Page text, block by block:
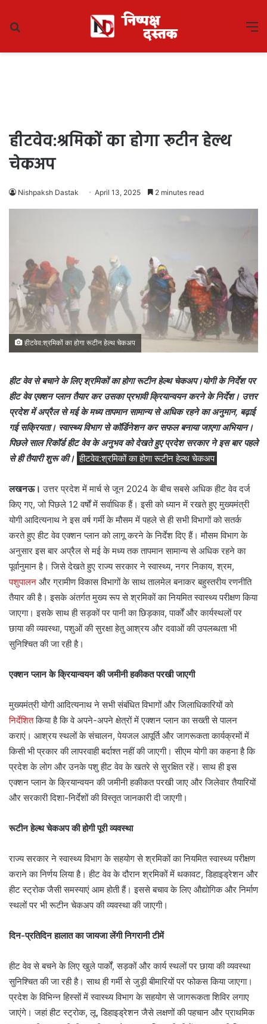
हीटवेव:श्रमिकों का होगा रूटीन हेल्थ
चेकअप
Nishpaksh Dastak April 13, 2025 2 minutes read
हीटवेव:श्रमिकों का होगा रूटीन हेल्थ चेकअप
हीट वेव से बचाने के लिए श्रमिकों का होगा रूटीन हेल्थ चेकअप।योगी के निर्देश पर
हीट वेव एक्शन प्लान तैयार कर उसका प्रभावी क्रियान्वयन करने के निर्देश। उत्तर
प्रदेश में अप्रैल से मई के मध्य तापमान सामान्य से अधिक रहने का अनुमान, बढ़ाई
गई सक्रियता। स्वास्थ्य विभाग से कॉर्डिनेशन कर सफल बनाया जाएगा अभियान।
पिछले साल रिकॉर्ड हीट वेव के अनुभव को देखते हुए प्रदेश सरकार ने इस बार पहले
से ही तैयारी शुरू की। हीटवेव:श्रमिकों का होगा रूटीन हेल्थ चेकअप
लखनऊ।उत्तर प्रदेश में मार्च से जून 2024 के बीच सबसे अधिक हीट वेव दर्ज
किए गए, जो पिछले 12 वर्षों में सर्वाधिक हैं। इसी को ध्यान में रखते हुए मुख्यमंत्री
योगी आदित्यनाथ ने इस वर्ष गर्मी के मौसम में पहले से ही सभी विभागों को सतर्क
करते हुए हीट वेव एक्शन प्लान को लागू करने के निर्देश दिए हैं। मौसम विभाग के
अनुसार इस बार अप्रैल से मई के मध्य तक तापमान सामान्य से अधिक रहने का
पूर्वानुमान है। जिसे देखते हुए राज्य सरकार ने स्वास्थ्य, नगर निकाय, श्रम,
पशुपालन और ग्रामीण विकास विभागों के साथ तालमेल बनाकर बहुस्तरीय रणनीति
तैयार की है। इसके अंतर्गत मुख्य रूप से श्रमिकों का नियमित स्वास्थ्य परीक्षण किया
जाएगा। इसके साथ ही सड़कों पर पानी का छिड़काव, पार्कों और कार्यस्थलों पर
छाया की व्यवस्था, पशुओं की सुरक्षा हेतु आश्रय और दवाओं की उपलब्धता भी
सुनिश्चित की जा रही है।
एक्शन प्लान के क्रियान्वयन की जमीनी हकीकत परखी जाएगी
मुख्यमंत्री योगी आदित्यनाथ ने सभी संबंधित विभागों और जिलाधिकारियों को
निर्देशितकिया है कि वे अपने-अपने क्षेत्रों में एक्शन प्लान का सख्ती से पालन
कराएं। आश्रय स्थलों के संचालन, पेयजल आपूर्ति और जागरूकता कार्यक्रमों में
किसी भी प्रकार की लापरवाही बर्दाश्त नहीं की जाएगी। सीएम योगी का कहना है कि
प्रदेश के लोग और उनके पशु हीट वेव के खतरे से सुरक्षित रहें। साथ ही इस
एक्शन प्लान के क्रियान्वयन की जमीनी हकीकत परखी जाए और जिलेवार तैयारियों
और सरकारी दिशा-निर्देशों की विस्तृत जानकारी दी जाएगी।
रूटीन हेल्थ चेकअप की होगी पूरी व्यवस्था
राज्य सरकार ने स्वास्थ्य विभाग के सहयोग से श्रमिकों का नियमित स्वास्थ्य परीक्षण
कराने का निर्णय लिया है। हीट वेव के दौरान श्रमिकों में थकावट, डिहाइड्रेशन और
हीट स्ट्रोक जैसी समस्याएं आम होती हैं। इससे बचाव के लिए औद्योगिक और निर्माण
स्थलों पर भी रूटीन चेकअप की व्यवस्था की जाएगी।
दिन-प्रतिदिन हालात का जायजा लेंगी निगरानी टीमें
हीट वेव से बचने के लिए खुले पार्कों, सड़कों और कार्य स्थलों पर छाया की व्यवस्था
सुनिश्चित की जा रही है। साथ ही गर्मी से जुड़ी बीमारियों पर फोकस किया जाएगा।
प्रदेश के विभिन्न हिस्सों में स्वास्थ्य विभाग के सहयोग से जागरूकता शिविर लगाए
जाएंगे। जहां हीट स्ट्रोक, लू, डिहाइड्रेशन जैसे लक्षणों की पहचान और प्राथमिक